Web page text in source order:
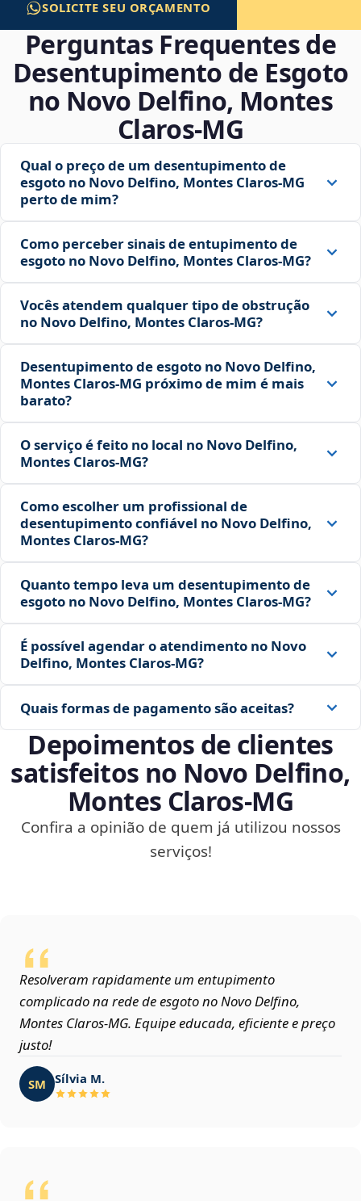
SOLICITE SEU ORÇAMENTO
Perguntas Frequentes de
Desentupimento de Esgoto
no Novo Delfino, Montes
Claros‑MG
Qual o preço de um desentupimento de
esgoto no Novo Delfino, Montes Claros‑MG
perto de mim?
Como perceber sinais de entupimento de
esgoto no Novo Delfino, Montes Claros‑MG?
Vocês atendem qualquer tipo de obstrução
no Novo Delfino, Montes Claros‑MG?
Desentupimento de esgoto no Novo Delfino,
Montes Claros‑MG próximo de mim é mais
barato?
O serviço é feito no local no Novo Delfino,
Montes Claros‑MG?
Como escolher um profissional de
desentupimento confiável no Novo Delfino,
Montes Claros‑MG?
Quanto tempo leva um desentupimento de
esgoto no Novo Delfino, Montes Claros‑MG?
É possível agendar o atendimento no Novo
Delfino, Montes Claros‑MG?
Quais formas de pagamento são aceitas?
Depoimentos de clientes
satisfeitos no Novo Delfino,
Montes Claros‑MG
Confira a opinião de quem já utilizou nossos
serviços!
Resolveram rapidamente um entupimento
complicado na rede de esgoto no Novo Delfino,
Montes Claros‑MG. Equipe educada, eficiente e preço
justo!
SM Sílvia M.